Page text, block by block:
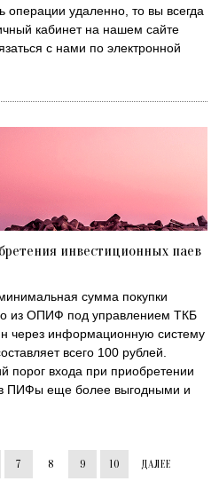
операции удаленно, то вы всегда
кабинет на нашем сайте
с нами по электронной
инвестиционных паев
сумма покупки
из ОПИФ под управлением ТКБ
через информационную систему
всего 100 рублей.
порог входа при приобретении
ПИФы еще более выгодными и
7 8 9 10 ДАЛЕЕ